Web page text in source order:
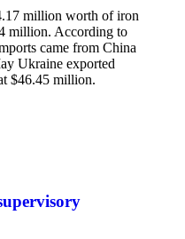
million worth of iron
million. According to
came from China
Ukraine exported
$46.45 million.